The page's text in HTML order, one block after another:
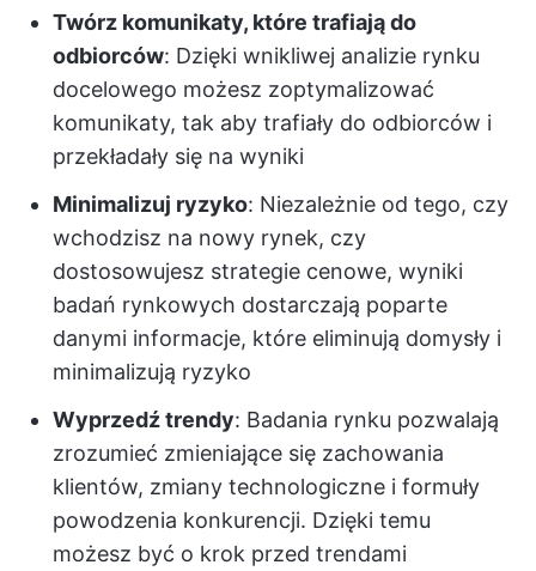
Twórz komunikaty, które trafiają do
odbiorców: Dzięki wnikliwej analizie rynku
docelowego możesz zoptymalizować
komunikaty, tak aby trafiały do odbiorców i
przekładały się na wyniki
Minimalizuj ryzyko: Niezależnie od tego, czy
wchodzisz na nowy rynek, czy
dostosowujesz strategie cenowe, wyniki
badań rynkowych dostarczają poparte
danymi informacje, które eliminują domysły i
minimalizują ryzyko
Wyprzedź trendy: Badania rynku pozwalają
zrozumieć zmieniające się zachowania
klientów, zmiany technologiczne i formuły
powodzenia konkurencji. Dzięki temu
możesz być o krok przed trendami